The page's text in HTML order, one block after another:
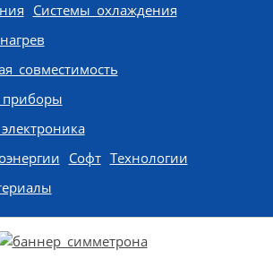
Системы охлаждения
совместимость
Софт Технологии